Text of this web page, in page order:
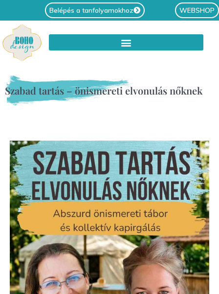
Belépés a tanfolyamokhoz WEBSHOP
Szabad tartás – önismereti elvonulás nőknek